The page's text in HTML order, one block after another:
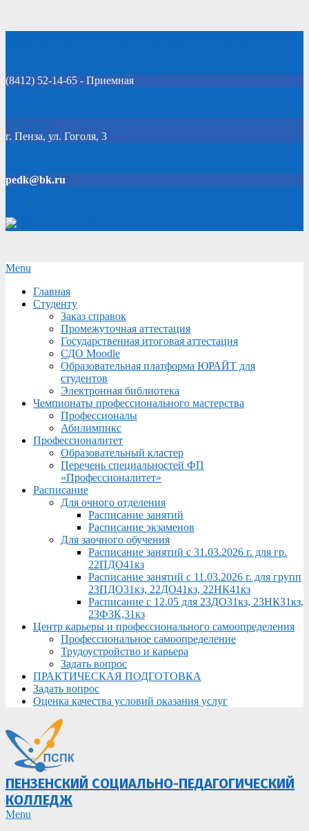
(8412) 52-14-65 - Приемная
Click Here
г. Пенза, ул. Гоголя, 3
pedk@bk.ru
Secondary
Menu
Menu
Главная
Студенту
Заказ справок
Промежуточная аттестация
Государственная итоговая аттестация
СДО Moodle
Образовательная платформа ЮРАЙТ для
студентов
Электронная библиотека
Чемпионаты профессионального мастерства
Профессионалы
Абилимпикс
Профессионалитет
Образовательный кластер
Перечень специальностей ФП
«Профессионалитет»
Расписание
Для очного отделения
Расписание занятий
Расписание экзаменов
Для заочного обучения
Расписание занятий с 31.03.2026 г. для гр.
22ПДО41кз
Расписание занятий с 11.03.2026 г. для групп
23ПДО31кз, 22ДО41кз, 22НК41кз
Расписание с 12.05 для 23ДО31кз, 23НК31кз,
23ФЗК,31кз
Центр карьеры и профессионального самоопределения
Профессиональное самоопределение
Трудоустройство и карьера
Задать вопрос
ПРАКТИЧЕСКАЯ ПОДГОТОВКА
Задать вопрос
Оценка качества условий оказания услуг
ПЕНЗЕНСКИЙ СОЦИАЛЬНО-ПЕДАГОГИЧЕСКИЙ
КОЛЛЕДЖ
Primary
Menu